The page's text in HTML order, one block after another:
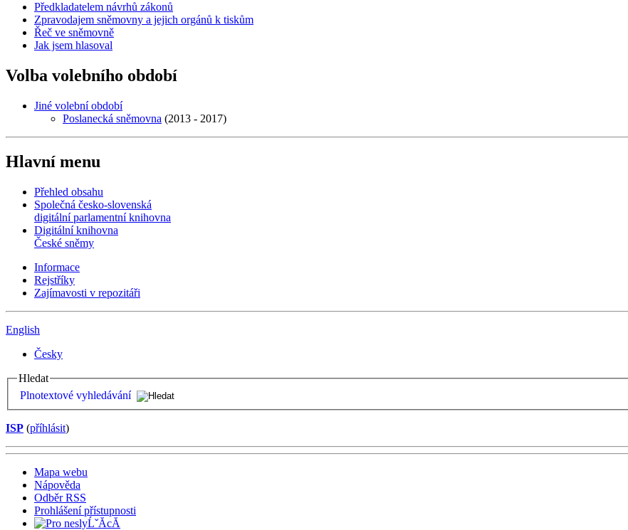
Předkladatelem návrhů zákonů
Zpravodajem sněmovny a jejich orgánů k tiskům
Řeč ve sněmovně
Jak jsem hlasoval
Volba volebního období
Jiné volební období
Poslanecká sněmovna (2013 - 2017)
Hlavní menu
Přehled obsahu
Společná česko-slovenská
digitální parlamentní knihovna
Digitální knihovna
České sněmy
Informace
Rejstříky
Zajímavosti v repozitáři
English
Česky
Hledat
Plnotextové vyhledávání
ISP (příhlásit)
Mapa webu
Nápověda
Odběr RSS
Prohlášení přístupnosti